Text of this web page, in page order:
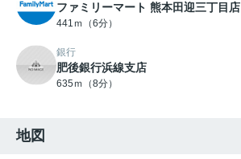
ファミリーマート 熊本田迎三丁目店
441ｍ（6分）
銀行
肥後銀行浜線支店
635ｍ（8分）
地図